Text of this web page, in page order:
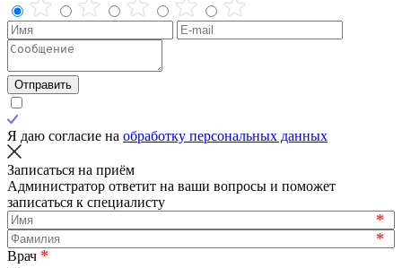
Отправить
Я даю согласие на обработку персональных данных
Записаться на приём
Администратор ответит на ваши вопросы и поможет
записаться к специалисту
*
*
Врач *